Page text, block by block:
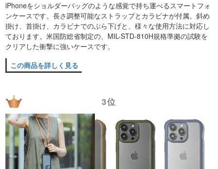
iPhoneをショルダーバッグのような感覚で持ち運べるスマートフォ
ンケースです。長さ調整可能なストラップとカラビナが付属。斜め
掛け、首掛け、カラビナでのぶら下げと、様々な使用方法に対応し
ております。米国防総省制定の、MIL-STD-810H規格準拠の試験を
クリアした衝撃に強いケースです。
この商品を詳しく見る
3位